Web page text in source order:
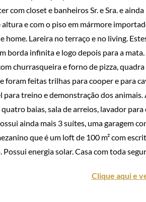
com closet e banheiros Sr. e Sra. e
e com o piso em mármore
home. Lareira no terraço e no living.
borda infinita e logo depois para a
churrasqueira e forno de pizza,
foram feitas trilhas para cooper e para
para treino e demonstração dos
baias, sala de arreios, lavador
ainda mais 3 suítes, uma garagem
que é um loft de 100 m² com
energia solar. Casa com toda
Clique aqui e